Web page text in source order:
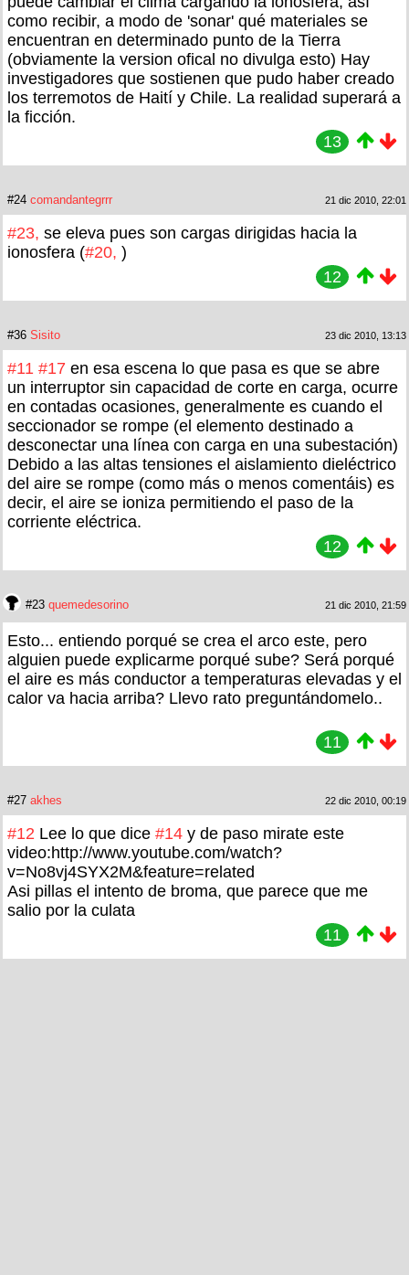
como recibir, a modo de 'sonar' qué materiales se
encuentran en determinado punto de la Tierra
(obviamente la version ofical no divulga esto) Hay
investigadores que sostienen que pudo haber creado
los terremotos de Haití y Chile. La realidad superará a
la ficción.
13
#24 comandantegrrr 21 dic 2010, 22:01
#23, se eleva pues son cargas dirigidas hacia la
ionosfera (#20, )
12
#36 Sisito 23 dic 2010, 13:13
#11 #17 en esa escena lo que pasa es que se abre
un interruptor sin capacidad de corte en carga, ocurre
en contadas ocasiones, generalmente es cuando el
seccionador se rompe (el elemento destinado a
desconectar una línea con carga en una subestación)
Debido a las altas tensiones el aislamiento dieléctrico
del aire se rompe (como más o menos comentáis) es
decir, el aire se ioniza permitiendo el paso de la
corriente eléctrica.
12
#23 quemedesorino 21 dic 2010, 21:59
Esto... entiendo porqué se crea el arco este, pero
alguien puede explicarme porqué sube? Será porqué
el aire es más conductor a temperaturas elevadas y el
calor va hacia arriba? Llevo rato preguntándomelo..
11
#27 akhes 22 dic 2010, 00:19
#12 Lee lo que dice #14 y de paso mirate este
video:http://www.youtube.com/watch?
v=No8vj4SYX2M&feature=related
Asi pillas el intento de broma, que parece que me
salio por la culata
11